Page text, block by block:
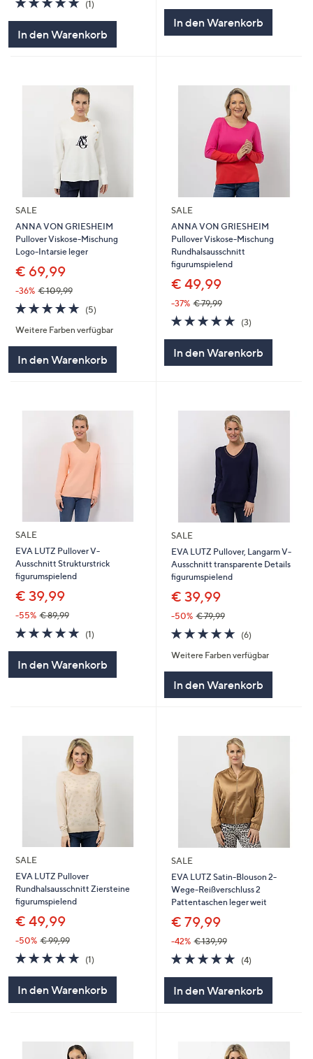
von
(1)
In den Warenkorb
In den Warenkorb
SALE
ANNA VON GRIESHEIM
Pullover Viskose-Mischung
Logo-Intarsie leger
€ 69,99
-36% € 109,99
5.0
von
5
(5)
Weitere Farben verfügbar
In den Warenkorb
SALE
ANNA VON GRIESHEIM
Pullover Viskose-Mischung
Rundhalsausschnitt
figurumspielend
€ 49,99
-37% € 79,99
5.0
von
(3)3
In den Warenkorb
SALE
EVA LUTZ Pullover V-
Ausschnitt Strukturstrick
figurumspielend
€ 39,99
-55% € 89,99
5.0
von
5
(1)
In den Warenkorb
SALE
EVA LUTZ Pullover, Langarm V-
Ausschnitt transparente Details
figurumspielend
€ 39,99
-50% € 79,99
5.0
von
5
(6)
Weitere Farben verfügbar
In den Warenkorb
SALE
EVA LUTZ Pullover
Rundhalsausschnitt Ziersteine
figurumspielend
€ 49,99
-50% € 99,99
5.0
von
5
(1)
In den Warenkorb
SALE
EVA LUTZ Satin-Blouson 2-
Wege-Reißverschluss 2
Pattentaschen leger weit
€ 79,99
-42% € 139,99
5.0
von
5
(4)
In den Warenkorb